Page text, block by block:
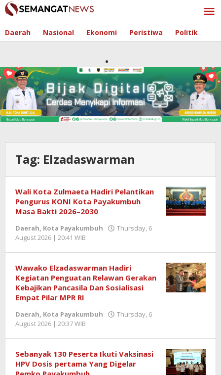
Skip
to
Daerah Nasional Ekonomi Peristiwa Politik
Tag: Elzadaswarman
Wali Kota Zulmaeta Hadiri Pelantikan
Pengurus KONI Kota Payakumbuh
Masa Bakti 2026–2030
Daerah, Kota Payakumbuh
Thursday, 6
August 2026 | 20:41 WIB
Wawako Elzadaswarman Hadiri
Kegiatan Penguatan Relawan Gerakan
Kebajikan Pancasila Dan Sosialisasi
Empat Pilar MPR RI
Daerah, Kota Payakumbuh
Thursday, 6
August 2026 | 20:37 WIB
Sebanyak 130 Peserta Ikuti Vaksinasi
HPV Dosis pertama Yang Digelar